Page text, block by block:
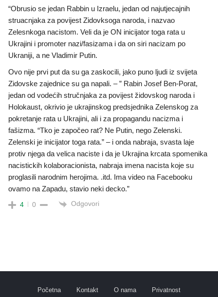
“Obrusio se jedan Rabbin u Izraelu, jedan od najutjecajnih
struacnjaka za povijest Zidovksoga naroda, i nazvao
Zelesnkoga nacistom. Veli da je ON inicijator toga rata u
Ukrajini i promoter nazi/fasizama i da on siri nacizam po
Ukraniji, a ne Vladimir Putin.
Ovo nije prvi put da su ga zaskocili, jako puno ljudi iz svijeta
Zidovske zajednice su ga napali. – ” Rabin Josef Ben-Porat,
jedan od vodećih stručnjaka za povijest židovskog naroda i
Holokaust, okrivio je ukrajinskog predsjednika Zelenskog za
pokretanje rata u Ukrajini, ali i za propagandu nacizma i
fašizma. “Tko je započeo rat? Ne Putin, nego Zelenski.
Zelenski je inicijator toga rata.” – i onda nabraja, svasta laje
protiv njega da velica naciste i da je Ukrajina krcata spomenika
nacistickih kolaboracionista, nabraja imena nacista koje su
proglasili narodnim herojima. .itd. Ima video na Facebooku
ovamo na Zapadu, stavio neki decko.”
4 0 Odgovori
Početna Kontakt O nama Privatnost